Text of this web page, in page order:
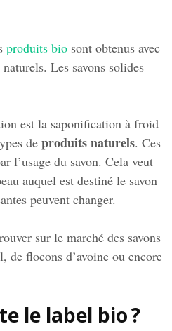
produits bio sont obtenus avec
Les savons solides
est la saponification à froid
deproduits naturels. Ces
l’usage du savon. Cela veut
auquel est destiné le savon
peuvent changer.
sur le marché des savons
de flocons d’avoine ou encore
le label bio ?